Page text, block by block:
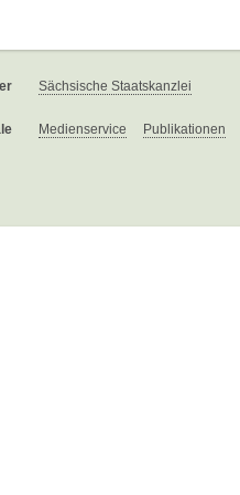
Sächsische Staatskanzlei
Medienservice Publikationen